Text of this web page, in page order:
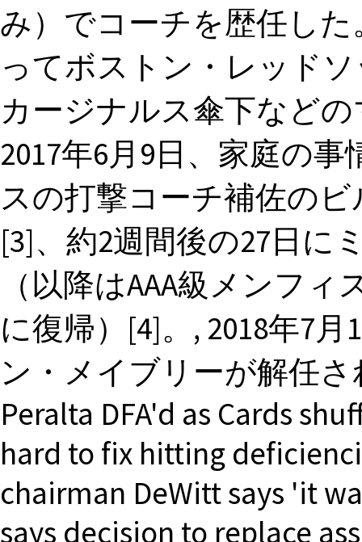
み）でコーチを歴任し
ってボストン・レッド
カージナルス傘下など
2017年6月9日、家庭の
スの打撃コーチ補佐の
[3]、約2週間後の27日に
（以降はAAA級メンフ
に復帰）[4]。, 2018年7
ン・メイブリーが解任
Peralta DFA'd as Cards
hard to fix hitting
chairman DeWitt says 'it
says decision to replace